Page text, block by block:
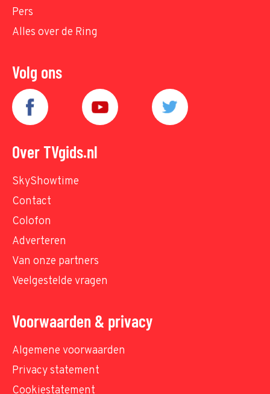
Pers
Alles over de Ring
Volg ons
Over TVgids.nl
SkyShowtime
Contact
Colofon
Adverteren
Van onze partners
Veelgestelde vragen
Voorwaarden & privacy
Algemene voorwaarden
Privacy statement
Cookiestatement